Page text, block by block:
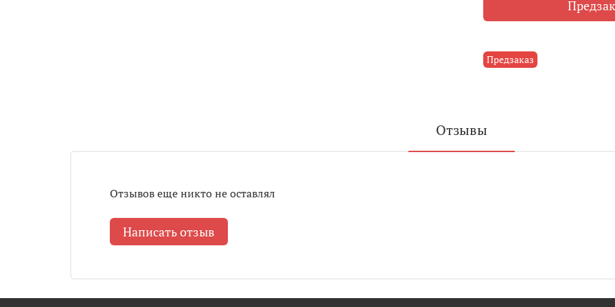
Предзаказ
Отзывы
Отзывов еще никто не оставлял
Написать отзыв